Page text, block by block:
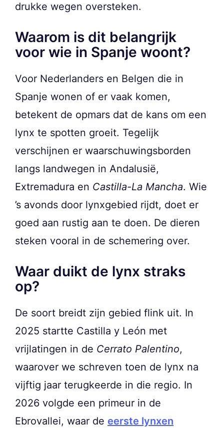
drukke wegen oversteken.
Waarom is dit belangrijk
voor wie in Spanje woont?
Voor Nederlanders en Belgen die in
Spanje wonen of er vaak komen,
betekent de opmars dat de kans om een
lynx te spotten groeit. Tegelijk
verschijnen er waarschuwingsborden
langs landwegen in Andalusië,
Extremadura en Castilla-La Mancha. Wie
’s avonds door lynxgebied rijdt, doet er
goed aan rustig aan te doen. De dieren
steken vooral in de schemering over.
Waar duikt de lynx straks
op?
De soort breidt zijn gebied flink uit. In
2025 startte Castilla y León met
vrijlatingen in de Cerrato Palentino,
waarover we schreven toen de lynx na
vijftig jaar terugkeerde in die regio. In
2026 volgde een primeur in de
Ebrovallei, waar de eerste lynxen